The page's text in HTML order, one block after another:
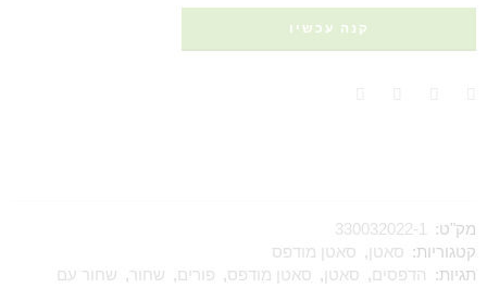
קנה עכשיו
מק"ט:
330032022-1
קטגוריות: סאטן , סאטן מודפס
תגיות:
הדפסים, סאטן , סאטן מודפס, פורים, שחור, שחור עם